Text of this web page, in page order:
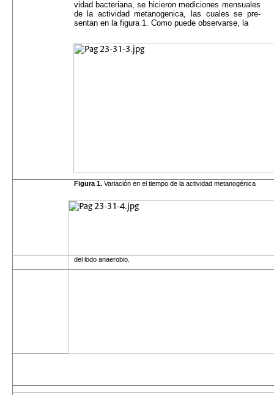
vidad bacteriana, se hicieron mediciones mensua­les
de la actividad metanogenica, las cuales se pre­
sentan en la figura 1. Como puede observarse, la
Figura 1.Variación en el tiempo de la actividad metanogénica
del lodo anaerobio.